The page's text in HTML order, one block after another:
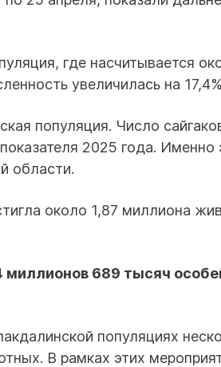
где насчитывается
увеличилась на
популяция. Число
2025 года. Именно
области.
около 1,87 миллиона
миллионов 689 тысяч
популяциях
В рамках этих